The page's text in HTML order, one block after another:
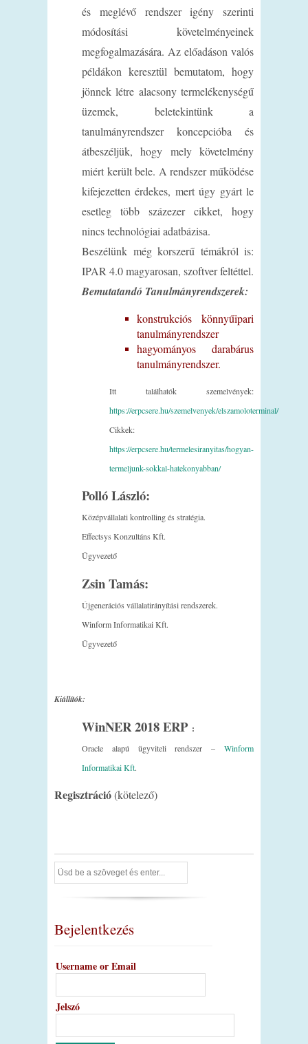
és meglévő rendszer igény szerinti
módosítási követelményeinek
megfogalmazására. Az előadáson valós
példákon keresztül bemutatom, hogy
jönnek létre alacsony termelékenységű
üzemek, beletekintünk a
tanulmányrendszer koncepcióba és
átbeszéljük, hogy mely követelmény
miért került bele. A rendszer működése
kifejezetten érdekes, mert úgy gyárt le
esetleg több százezer cikket, hogy
nincs technológiai adatbázisa.
Beszélünk még korszerű témákról is:
IPAR 4.0 magyarosan, szoftver feltéttel.
Bemutatandó Tanulmányrendszerek:
konstrukciós könnyűipari
tanulmányrendszer
hagyományos darabárus
tanulmányrendszer.
Itt találhatók szemelvények:
https://erpcsere.hu/szemelvenyek/elszamoloterminal/
Cikkek:
https://erpcsere.hu/termelesiranyitas/hogyan-
termeljunk-sokkal-hatekonyabban/
Polló László:
Középvállalati kontrolling és stratégia.
Effectsys Konzultáns Kft.
Ügyvezető
Zsin Tamás:
Újgenerációs vállalatirányítási rendszerek.
Winform Informatikai Kft.
Ügyvezető
Kiállítók:
WinNER 2018 ERP :
Oracle alapú ügyviteli rendszer – Winform
Informatikai Kft.
Regisztráció(kötelező)
Bejelentkezés
Username or Email
Jelszó